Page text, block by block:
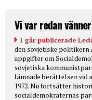
Vi var redan
I går publicerade
den sovjetiske politikern
uppgifter om
sovjetiska
lämnade berättelsen vid
1972. Nu fortsätter
socialdemokraternas